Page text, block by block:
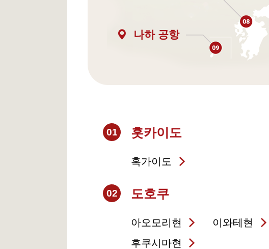
나하 공항
01 홋카이도
혹가이도
02 도호쿠
아오모리현 이와테현
후쿠시마현